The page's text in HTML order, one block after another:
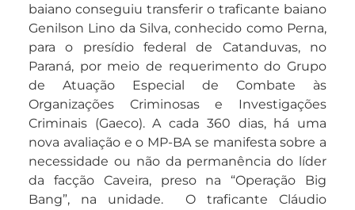
baiano conseguiu transferir o traficante baiano
Genilson Lino da Silva, conhecido como Perna,
para o presídio federal de Catanduvas, no
Paraná, por meio de requerimento do Grupo
de Atuação Especial de Combate às
Organizações Criminosas e Investigações
Criminais (Gaeco). A cada 360 dias, há uma
nova avaliação e o MP-BA se manifesta sobre a
necessidade ou não da permanência do líder
da facção Caveira, preso na “Operação Big
Bang”, na unidade. O traficante Cláudio